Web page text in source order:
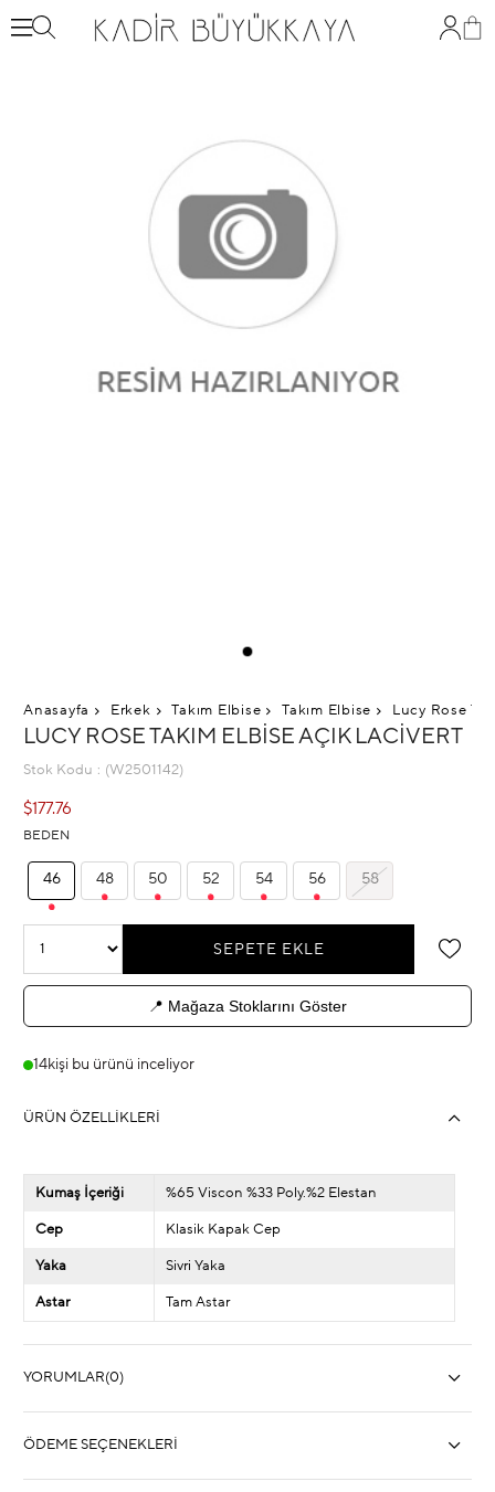
Anasayfa Erkek Takım Elbise Takım Elbise Lucy Rose
LUCY ROSE TAKIM ELBISE AÇIK LACIVERT
Stok Kodu (W2501142)
$177.76
BEDEN
46 48 50 52 54 56 58
📍 Mağaza Stoklarını Göster
14kişi bu ürünü inceliyor
ÜRÜN ÖZELLIKLERI
Kumaş İçeriği %65 Viscon %33 Poly.%2 Elestan
Cep Klasik Kapak Cep
Yaka Sivri Yaka
Astar Tam Astar
YORUMLAR(0)
ÖDEME SEÇENEKLERI